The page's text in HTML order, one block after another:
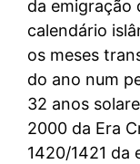
2025 » 1 de
2026 » 14 de
2027 » 6 de
2028 » 26 de
2029 » 10 de
2030 » 2 de
da emigração
calendário
os meses
do ano num
32 anos
2000 da Era
1420/1421 da